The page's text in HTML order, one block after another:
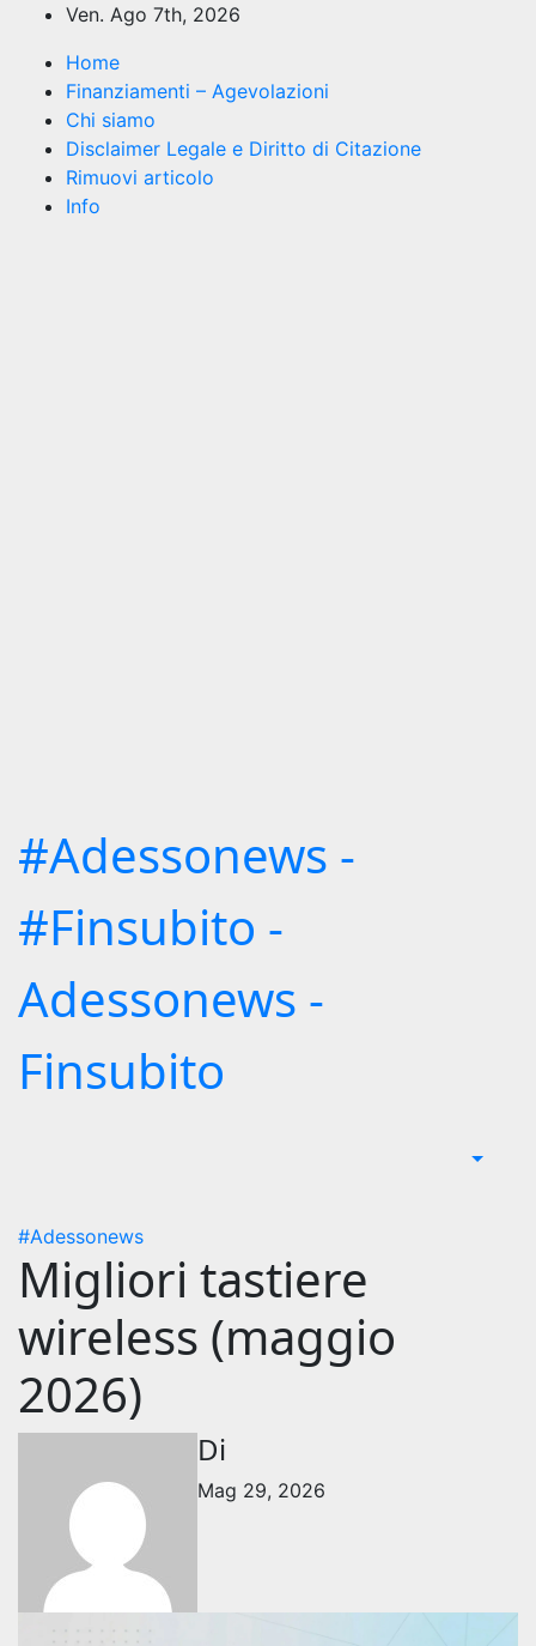
contenuto
Ven. Ago 7th, 2026
Home
Finanziamenti – Agevolazioni
Chi siamo
Disclaimer Legale e Diritto di Citazione
Rimuovi articolo
Info
#Adessonews -
#Finsubito -
Adessonews -
Finsubito
#Adessonews
Migliori tastiere
wireless (maggio
2026)
Di
Mag 29, 2026